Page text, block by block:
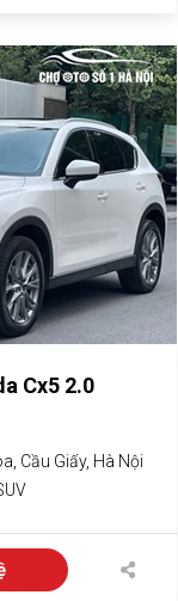
Cx5 2.0
Cầu Giấy, Hà Nội